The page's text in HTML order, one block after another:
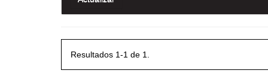
Resultados 1-1 de 1.